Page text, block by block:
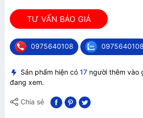
TƯ VẤN BÁO GIÁ
0975640108 0975640108
Sản phẩm hiện có 17 người thêm vào
đang xem.
Chia sẻ